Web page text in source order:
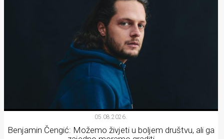
05.08.2026.
Benjamin Čengić: Možemo živjeti u boljem društvu, ali ga